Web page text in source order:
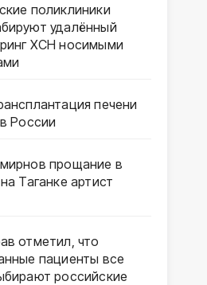
поликлиники
удалённый
ХСН носимыми
печени
России
прощание в
Таганке артист
отметил, что
пациенты все
российские